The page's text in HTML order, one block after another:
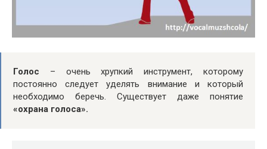
Голос – очень хрупкий инструмент, которому
постоянно следует уделять внимание и который
необходимо беречь. Существует даже понятие
«охрана голоса».